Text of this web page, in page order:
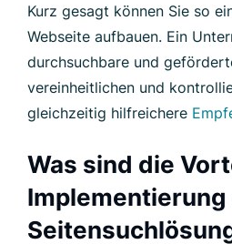
Kurz gesagt können Sie so
Webseite aufbauen. Ein
durchsuchbare und
vereinheitlichen und
gleichzeitig hilfreichere
Was sind die
Implementierung